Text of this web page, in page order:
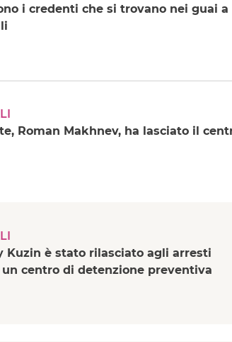
i credenti che si trovano nei guai a
Roman Makhnev, ha lasciato il
Kuzin è stato rilasciato agli arresti
centro di detenzione preventiva